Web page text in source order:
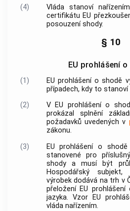
(4)
Vláda stanoví
certifikátu EU
posouzení shody.
§ 10
EU prohlášení
(1) EU prohlášení o shodě
případech, kdy to
(2)
V EU prohlášení o
prokázal splnění
požadavků uvedených v
zákonu.
(3)
EU prohlášení o
stanovené pro
shody a musí být
Hospodářský subjekt,
výrobekdodává na trh v
přeložení EU
jazyka. Vzor EU
vláda nařízením.